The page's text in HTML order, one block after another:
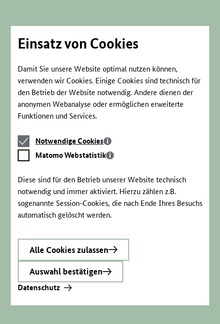
Einsatz von Cookies
Damit Sie unsere Website optimal nutzen können,
verwenden wir Cookies. Einige Cookies sind technisch für
den Betrieb der Website notwendig. Andere dienen der
anonymen Webanalyse oder ermöglichen erweiterte
Funktionen und Services.
Notwendige
Cookies
Notwendige Cookies
Matomo
Webstatistik
Matomo Webstatistik
Diese sind für den Betrieb unserer Website technisch
notwendig und immer aktiviert. Hierzu zählen z.B.
sogenannte Session-Cookies, die nach Ende Ihres Besuchs
automatisch gelöscht werden.
Alle Cookies zulassen
Auswahl bestätigen
Datenschutz